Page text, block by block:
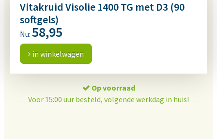
Vitakruid Visolie 1400 TG met D3 (90
softgels)
Nu: 58,95
in winkelwagen
Op voorraad
Voor 15:00 uur besteld, volgende werkdag in huis!